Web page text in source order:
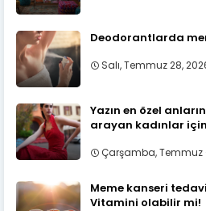
Deodorantlarda
Salı, Temmuz 28,
Yazın en özel
arayan kadınlar için
Çarşamba, Temmuz
Meme kanseri
Vitamini olabilir mi!